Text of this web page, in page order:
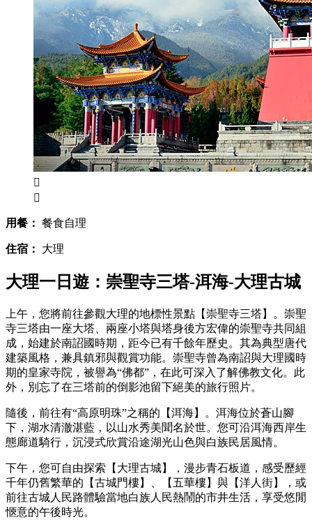


用餐： 餐食自理
住宿： 大理
大理一日遊：崇聖寺三塔-洱海-大理古城
上午，您將前往參觀大理的地標性景點【崇聖寺三塔】。崇聖
寺三塔由一座大塔、兩座小塔與塔身後方宏偉的崇聖寺共同組
成，始建於南詔國時期，距今已有千餘年歷史。其為典型唐代
建築風格，兼具鎮邪與觀賞功能。崇聖寺曾為南詔與大理國時
期的皇家寺院，被譽為“佛都”，在此可深入了解佛教文化。此
外，別忘了在三塔前的倒影池留下絕美的旅行照片。
隨後，前往有“高原明珠”之稱的【洱海】。洱海位於蒼山腳
下，湖水清澈湛藍，以山水秀美聞名於世。您可沿洱海西岸生
態廊道騎行，沉浸式欣賞沿途湖光山色與白族民居風情。
下午，您可自由探索【大理古城】，漫步青石板道，感受歷經
千年仍舊繁華的【古城門樓】、【五華樓】與【洋人街】，或
前往古城人民路體驗當地白族人民熱鬧的市井生活，享受悠閒
愜意的午後時光。